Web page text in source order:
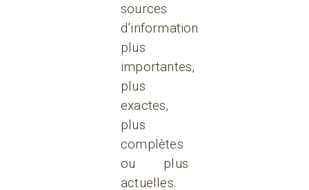
sources
d’information
plus
importantes,
plus
exactes,
plus
complètes
ou plus
actuelles.